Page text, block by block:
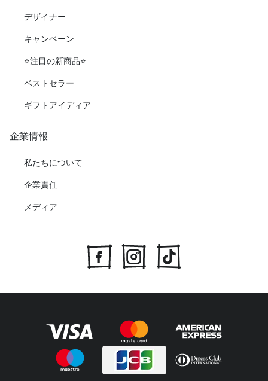
デザイナー
キャンペーン
⭐️注目の新商品⭐️
ベストセラー
ギフトアイディア
企業情報
私たちについて
企業責任
メディア